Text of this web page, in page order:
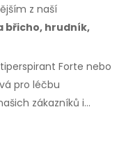
z naší
břicho,hrudník,
Forte nebo
pro léčbu
zákazníků i